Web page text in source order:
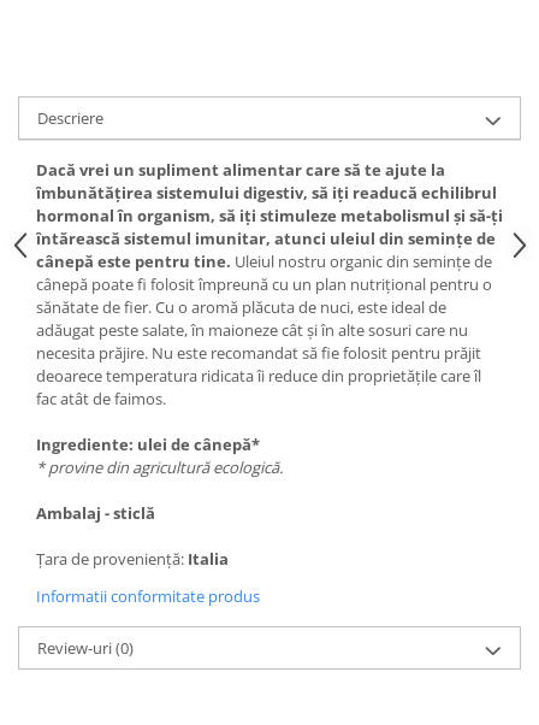
Descriere
Dacă vrei un supliment alimentar care să te ajute la
îmbunătățirea sistemului digestiv, să iți readucă echilibrul
hormonal în organism, să iți stimuleze metabolismul și să-ți
întărească sistemul imunitar, atunci uleiul din semințe de
cânepă este pentru tine. Uleiul nostru organic din semințe de
cânepă poate fi folosit împreună cu un plan nutrițional pentru o
sănătate de fier. Cu o aromă plăcuta de nuci, este ideal de
adăugat peste salate, în maioneze cât și în alte sosuri care nu
necesita prăjire. Nu este recomandat să fie folosit pentru prăjit
deoarece temperatura ridicata îi reduce din proprietățile care îl
fac atât de faimos.
Ingrediente: ulei de cânepă*
* provine din agricultură ecologică.
Ambalaj - sticlă
Țara de proveniență: Italia
Informatii conformitate produs
Review-uri(0)